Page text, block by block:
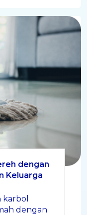
dengan
Keluarga
dengan